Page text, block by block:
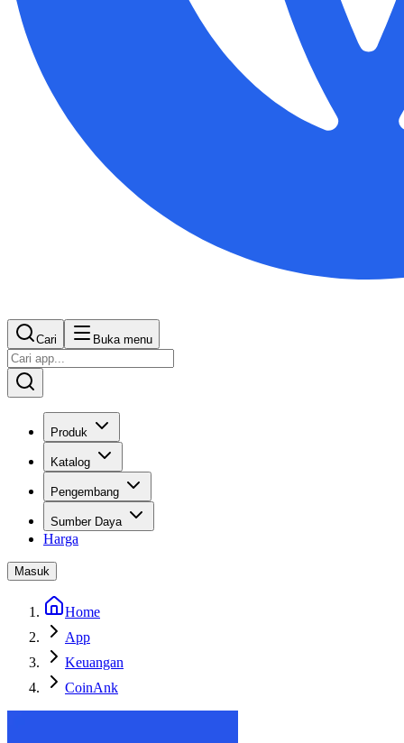
Cari Buka menu
Produk
Katalog
Pengembang
Sumber Daya
Harga
Masuk
Home
App
Keuangan
CoinAnk